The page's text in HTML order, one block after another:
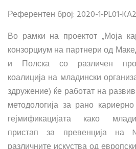
Референтен број: 2020-1-PL01-
Во рамки на проектот „Моја
конзорциум на партнери од
и Полска со различен
коалиција на младински
здружение) ќе работат на
методологија за рано
гејмификацијата како
пристап за превенција на